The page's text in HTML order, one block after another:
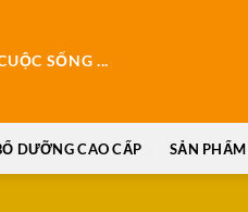
SỐNG ...
DƯỠNG CAO CẤP SẢN